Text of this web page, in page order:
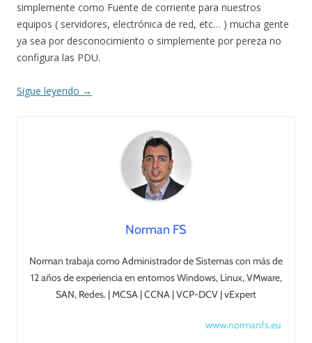
simplemente como Fuente de corriente para nuestros
equipos ( servidores, electrónica de red, etc… ) mucha gente
ya sea por desconocimiento o simplemente por pereza no
configura las PDU.
Sigue leyendo →
Norman FS
Norman trabaja como Administrador de Sistemas con más de
12 años de experiencia en entornos Windows, Linux, VMware,
SAN, Redes. | MCSA | CCNA | VCP-DCV | vExpert
www.normanfs.eu